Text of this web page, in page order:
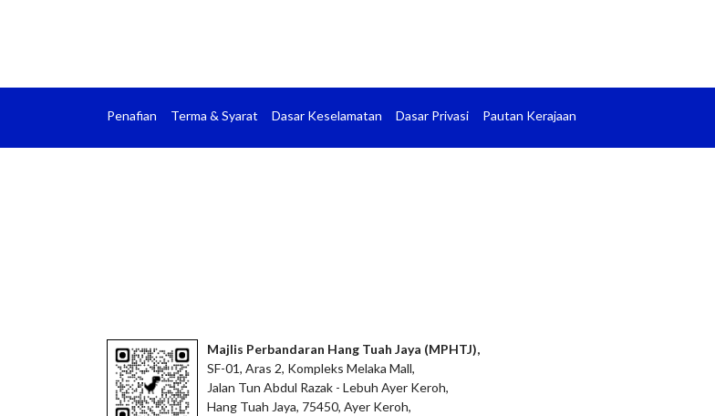
Penafian Terma & Syarat Dasar Keselamatan Dasar Privasi Pautan Kerajaan
Majlis Perbandaran Hang Tuah Jaya (MPHTJ),
SF-01, Aras 2, Kompleks Melaka Mall,
Jalan Tun Abdul Razak - Lebuh Ayer Keroh,
Hang Tuah Jaya, 75450, Ayer Keroh,